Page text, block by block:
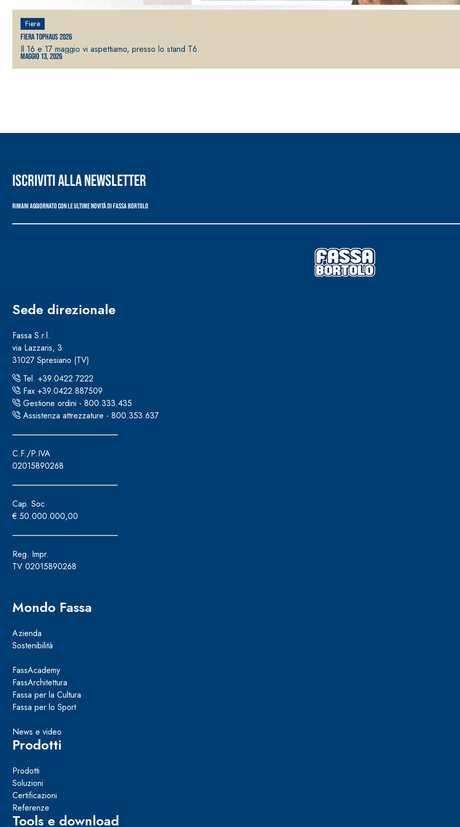
Fiere
Fiera TopHaus 2026
Il 16 e 17 maggio vi aspettiamo, presso lo stand T6.
Maggio 13, 2026
GEOACTIVE R4 40
Malta rapida contenente speciali leganti solfatoresistenti, polimero-
modificata, tixotropica, fibrorinforzata, per la passivazione, riparazione,
rasatura e protezione di strutture in calcestruzzo
FASSAFLOOR LA 8.30
Sistema ISOLAMENTO TERMICO FASSATHERM
A 96 RESPHIRA
Collante-rasante alleggerito, fibrato, con calce idraulica naturale NHL 3,5
e speciali inerti alleggeriti
Iscriviti alla newsletter
Rimani aggiornato con le ultime novità di Fassa Bortolo
Sede direzionale
Fassa S.r.l.
via Lazzaris, 3
31027 Spresiano (TV)
Tel. +39.0422.7222
Fax +39.0422.887509
Gestione ordini - 800.333.435
Assistenza attrezzature - 800.353.637
C.F./P.IVA
02015890268
Cap. Soc.
€ 50.000.000,00
Reg. Impr.
TV 02015890268
Mondo Fassa
Azienda
Sostenibilità
FassAcademy
FassArchitettura
Fassa per la Cultura
Fassa per lo Sport
News e video
Prodotti
Prodotti
Soluzioni
Certificazioni
Referenze
Tools e download